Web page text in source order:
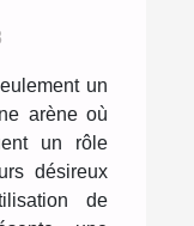
un
arène où
un rôle
désireux
de